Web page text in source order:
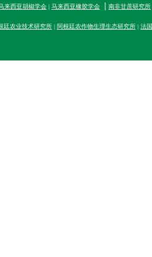
来西亚胡椒学会| 马来西亚橡胶学会 南非甘蔗研究所
廷农业技术研究所| 阿根廷农作物生理生态研究所| 法